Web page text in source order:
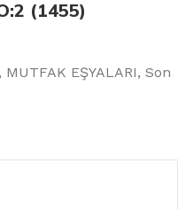
(1455)
, MUTFAK EŞYALARI, Son